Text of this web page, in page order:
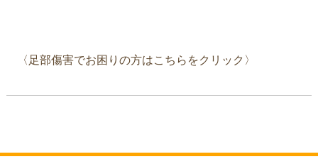
〈足部傷害でお困りの方はこちらをクリック〉